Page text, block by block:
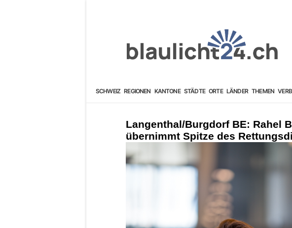
SCHWEIZ REGIONEN KANTONE STÄDTE ORTE LÄNDER THEMEN
Langenthal/Burgdorf BE: Rahel
übernimmt Spitze des